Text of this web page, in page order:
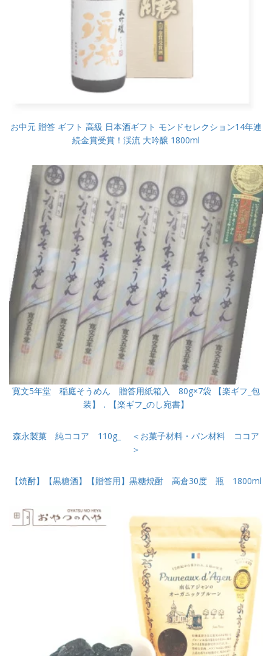
お中元 贈答 ギフト 高級 日本酒ギフト モンドセレクション14年連
続金賞受賞！渓流 大吟醸 1800ml
寛文5年堂 稲庭そうめん 贈答用紙箱入 80g×7袋 【楽ギフ_包
装】．【楽ギフ_のし宛書】
森永製菓 純ココア 110g_ ＜お菓子材料・パン材料 ココア
＞
【焼酎】【黒糖酒】【贈答用】黒糖焼酎 高倉30度 瓶 1800ml